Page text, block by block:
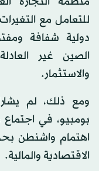
للتعامل مع
دولية شفافة
الصين غير
والاستثمار.
ومع ذلك، لم
بومبيو، في
اهتمام واشنطن
الاقتصادية والمالية.